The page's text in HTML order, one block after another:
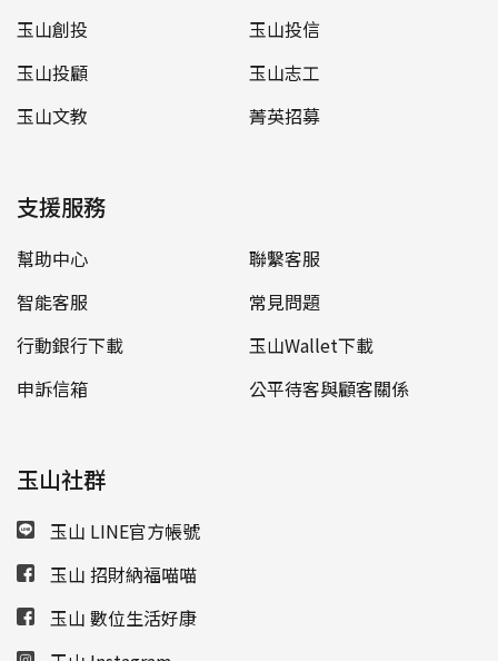
玉山創投
玉山投信
玉山投顧
玉山志工
玉山文教
菁英招募
支援服務
幫助中心
聯繫客服
智能客服
常見問題
行動銀行下載
玉山Wallet下載
申訴信箱
公平待客與顧客關係
玉山社群
玉山 LINE官方帳號
玉山 招財納福喵喵
玉山 數位生活好康